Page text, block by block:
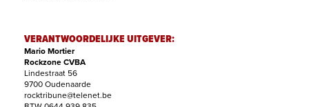
VERANTWOORDELIJKE UITGEVER:
Mario Mortier
Rockzone CVBA
Lindestraat 56
9700 Oudenaarde
rocktribune@telenet.be